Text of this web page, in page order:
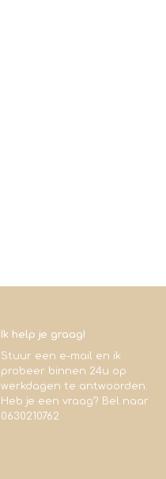
Ik help je graag!
Stuur een e-mail en ik
probeer binnen 24u op
werkdagen te antwoorden.
Heb je een vraag? Bel naar
0630210762